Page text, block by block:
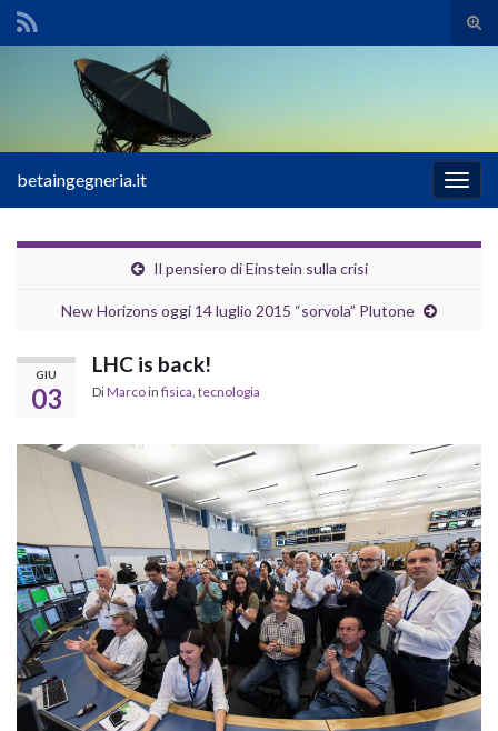
il
Search for:
la
betaingegneria.it
Il pensiero di Einstein sulla crisi
New Horizons oggi 14 luglio 2015 “sorvola” Plutone
GIU
03
LHC is back!
DiMarcoin fisica tecnologia